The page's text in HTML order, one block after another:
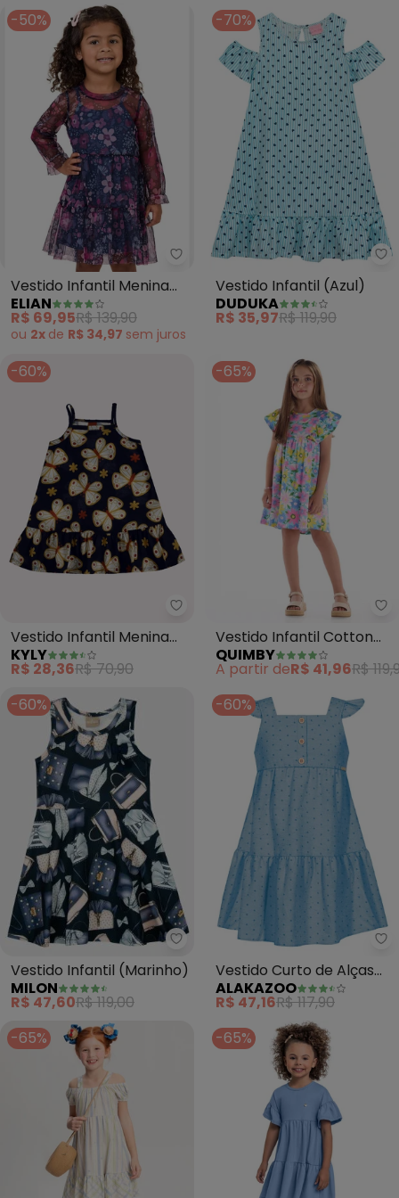
-50%
Elian - Vestido Infantil Menina
Vestido Infantil Menina
Tule Floral (Azul)
ELIAN
R$ 69,95R$ 139,90
ou 2x de R$ 34,97 sem juros
-70%
Vestido Infantil (Azul)
DUDUKA
R$ 35,97R$ 119,90
-60%
Kyly - Vestido Infantil Menina
Vestido Infantil Menina
Borboletas (Azul
Marinho)
KYLY
R$ 28,36R$ 70,90
-65%
Vestido Infantil Cotton
(Azul)
QUIMBY
A partir deR$ 41,96R$
-60%
Milon - Vestido Infantil
Vestido Infantil (Marinho)
MILON
R$ 47,60R$ 119,00
-60%
Vestido Curto de Alças
com Babado e Botões
(Azul)
ALAKAZOO
R$ 47,16R$ 117,90
-65%
-65%